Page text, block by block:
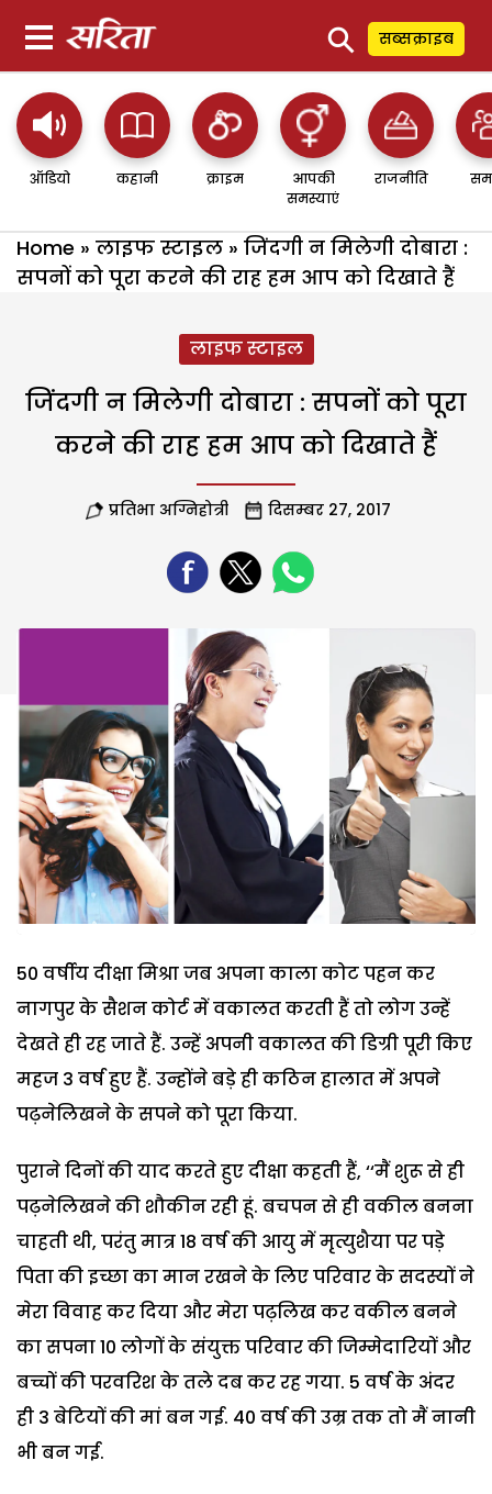
⚲ सब्सक्राइब
ऑडियो कहानी क्राइम
आपकी
समस्याएं
राजनीति
Home » लाइफ स्टाइल » जिंदगी न मिलेगी दोबारा :
सपनों को पूरा करने की राह हम आप को दिखाते हैं
लाइफ स्टाइल
जिंदगी न मिलेगी दोबारा : सपनों को पूरा
करने की राह हम आप को दिखाते हैं
प्रतिभा अग्निहोत्री दिसम्बर 27, 2017
50 वर्षीय दीक्षा मिश्रा जब अपना काला कोट पहन कर
नागपुर के सैशन कोर्ट में वकालत करती हैं तो लोग उन्हें
देखते ही रह जाते हैं. उन्हें अपनी वकालत की डिग्री पूरी किए
महज 3 वर्ष हुए हैं. उन्होंने बड़े ही कठिन हालात में अपने
पढ़नेलिखने के सपने को पूरा किया.
पुराने दिनों की याद करते हुए दीक्षा कहती हैं, ‘‘मैं शुरू से ही
पढ़नेलिखने की शौकीन रही हूं. बचपन से ही वकील बनना
चाहती थी, परंतु मात्र 18 वर्ष की आयु में मृत्युशैया पर पड़े
पिता की इच्छा का मान रखने के लिए परिवार के सदस्यों ने
मेरा विवाह कर दिया और मेरा पढ़लिख कर वकील बनने
का सपना 10 लोगों के संयुक्त परिवार की जिम्मेदारियों और
बच्चों की परवरिश के तले दब कर रह गया. 5 वर्ष के अंदर
ही 3 बेटियों की मां बन गई. 40 वर्ष की उम्र तक तो मैं नानी
भी बन गई.